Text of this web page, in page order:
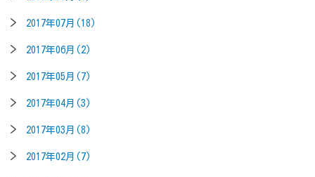
2017年07月(18)
2017年06月(2)
2017年05月(7)
2017年04月(3)
2017年03月(8)
2017年02月(7)